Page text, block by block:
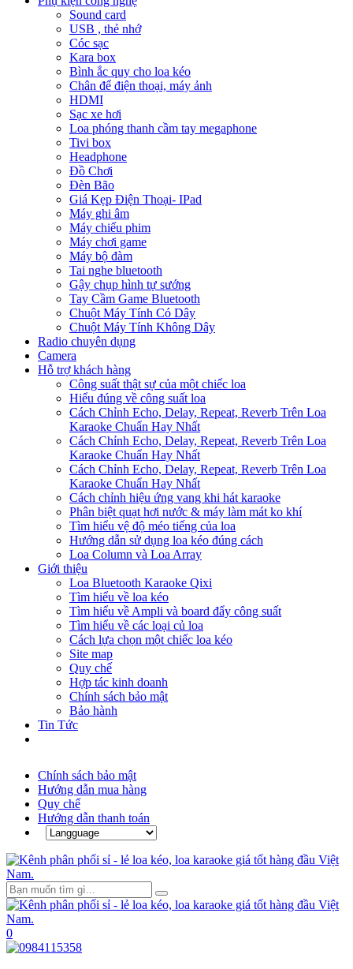
Sound card
USB , thẻ nhớ
Cóc sạc
Kara box
Bình ắc quy cho loa kéo
Chân để điện thoại, máy ảnh
HDMI
Sạc xe hơi
Loa phóng thanh cầm tay megaphone
Tivi box
Headphone
Đồ Chơi
Đèn Bão
Giá Kẹp Điện Thoại- IPad
Máy ghi âm
Máy chiếu phim
Máy chơi game
Máy bộ đàm
Tai nghe bluetooth
Gậy chụp hình tự sướng
Tay Cầm Game Bluetooth
Chuột Máy Tính Có Dây
Chuột Máy Tính Không Dây
Radio chuyên dụng
Camera
Hỗ trợ khách hàng
Công suất thật sự của một chiếc loa
Hiểu đúng về công suất loa
Cách Chỉnh Echo, Delay, Repeat, Reverb Trên Loa
Karaoke Chuẩn Hay Nhất
Cách Chỉnh Echo, Delay, Repeat, Reverb Trên Loa
Karaoke Chuẩn Hay Nhất
Cách Chỉnh Echo, Delay, Repeat, Reverb Trên Loa
Karaoke Chuẩn Hay Nhất
Cách chỉnh hiệu ứng vang khi hát karaoke
Phân biệt quạt hơi nước & máy làm mát ko khí
Tìm hiểu vệ độ méo tiếng của loa
Hướng dẫn sử dụng loa kéo đúng cách
Loa Column và Loa Array
Giới thiệu
Loa Bluetooth Karaoke Qixi
Tìm hiểu về loa kéo
Tìm hiểu về Ampli và board đẩy công suất
Tìm hiểu về các loại củ loa
Cách lựa chọn một chiếc loa kéo
Site map
Quy chế
Hợp tác kinh doanh
Chính sách bảo mật
Bảo hành
Tin Tức
Chính sách bảo mật
Hướng dẫn mua hàng
Quy chế
Hướng dẫn thanh toán
0